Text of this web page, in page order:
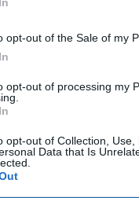
opt-out of the Sale of my
opt-out of processing my
opt-out of Collection,
Data that Is
ανοχή στη μη
στη μη χρήση
της Δυτικής